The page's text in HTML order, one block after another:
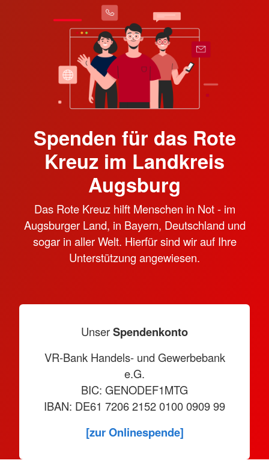
Spenden für das Rote
Kreuz im Landkreis
Augsburg
Das Rote Kreuz hilft Menschen in Not - im
Augsburger Land, in Bayern, Deutschland und
sogar in aller Welt. Hierfür sind wir auf Ihre
Unterstützung angewiesen.
UnserSpendenkonto
VR-Bank Handels- und Gewerbebank
e.G.
BIC: GENODEF1MTG
IBAN: DE61 7206 2152 0100 0909 99
[zur Onlinespende]